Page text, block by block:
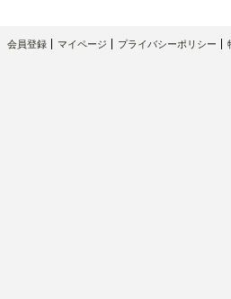
会員登録 マイページ プライバシーポリシー